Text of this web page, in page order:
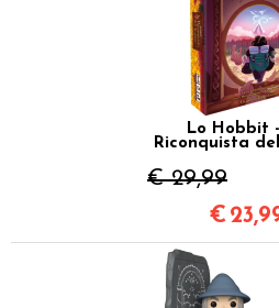
Lo Hobbit
Riconquista
€ 29,99
€